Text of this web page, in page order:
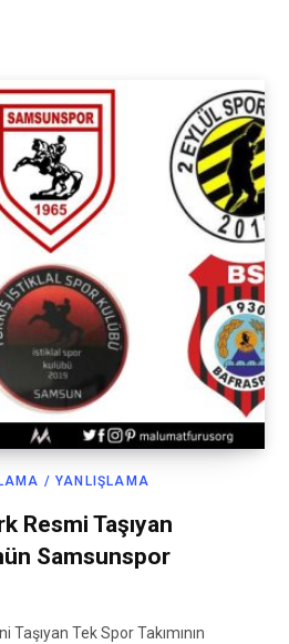
/ YANLIŞLAMA
Resmi Taşıyan
Samsunspor
Tek Spor Takımının